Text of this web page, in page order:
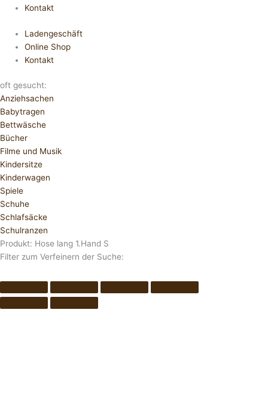
Kontakt
Ladengeschäft
Online Shop
Kontakt
oft gesucht:
Anziehsachen
Babytragen
Bettwäsche
Bücher
Filme und Musik
Kindersitze
Kinderwagen
Spiele
Schuhe
Schlafsäcke
Schulranzen
Produkt: Hose lang 1.Hand S
Filter zum Verfeinern der Suche: